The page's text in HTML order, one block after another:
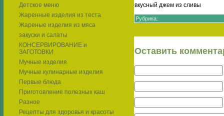
Детское меню
Жаренные изделия из теста
Жареные изделия из мяса
закуски и салаты
КОНСЕРВИРОВАНИЕ и
ЗАГОТОВКИ
Мучные изделия
Мучные кулинарные изделия
Первые блюда
Приготовление полезных каш
Разное
Рецепты для здоровья и красоты
вкусный джем из сливы
Рубрика:
Оставить